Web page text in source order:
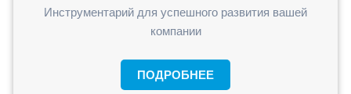
Инструментарий для успешного развития вашей
компании
ПОДРОБНЕЕ